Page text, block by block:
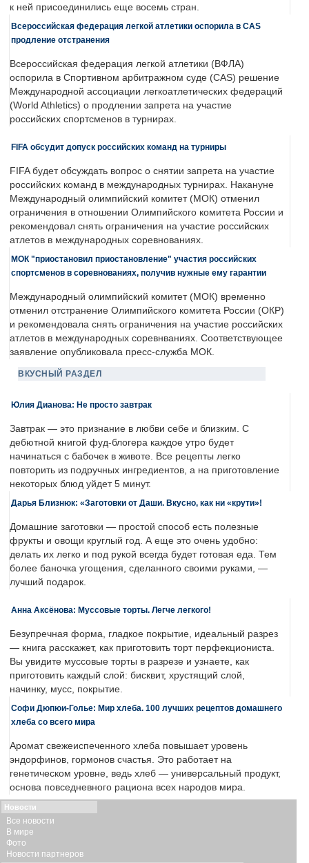
к ней присоединились еще восемь стран.
Всероссийская федерация легкой атлетики оспорила в CAS
продление отстранения
Всероссийская федерация легкой атлетики (ВФЛА)
оспорила в Спортивном арбитражном суде (CAS) решение
Международной ассоциации легкоатлетических федераций
(World Athletics) о продлении запрета на участие
российских спортсменов в турнирах.
FIFA обсудит допуск российских команд на турниры
FIFA будет обсуждать вопрос о снятии запрета на участие
российских команд в международных турнирах. Накануне
Международный олимпийский комитет (МОК) отменил
ограничения в отношении Олимпийского комитета России и
рекомендовал снять ограничения на участие российских
атлетов в международных соревнованиях.
МОК "приостановил приостановление" участия российских
спортсменов в соревнованиях, получив нужные ему гарантии
Международный олимпийский комитет (МОК) временно
отменил отстранение Олимпийского комитета России (ОКР)
и рекомендовала снять ограничения на участие российских
атлетов в международных соревнваниях. Соответствующее
заявление опубликовала пресс-служба МОК.
ВКУСНЫЙ РАЗДЕЛ
Юлия Дианова: Не просто завтрак
Завтрак — это признание в любви себе и близким. С
дебютной книгой фуд-блогера каждое утро будет
начинаться с бабочек в животе. Все рецепты легко
повторить из подручных ингредиентов, а на приготовление
некоторых блюд уйдет 5 минут.
Дарья Близнюк: «Заготовки от Даши. Вкусно, как ни «крути»!
Домашние заготовки — простой способ есть полезные
фрукты и овощи круглый год. А еще это очень удобно:
делать их легко и под рукой всегда будет готовая еда. Тем
более баночка угощения, сделанного своими руками, —
лучший подарок.
Анна Аксёнова: Муссовые торты. Легче легкого!
Безупречная форма, гладкое покрытие, идеальный разрез
— книга расскажет, как приготовить торт перфекциониста.
Вы увидите муссовые торты в разрезе и узнаете, как
приготовить каждый слой: бисквит, хрустящий слой,
начинку, мусс, покрытие.
Софи Дюпюи-Голье: Мир хлеба. 100 лучших рецептов домашнего
хлеба со всего мира
Аромат свежеиспеченного хлеба повышает уровень
эндорфинов, гормонов счастья. Это работает на
генетическом уровне, ведь хлеб — универсальный продукт,
основа повседневного рациона всех народов мира.
Новости
Все новости
В мире
Фото
Новости партнеров